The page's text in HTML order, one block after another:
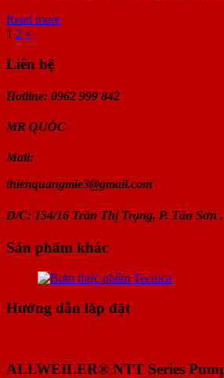
Read more
1 2 »
Liên hệ
Hotline: 0962 999 842
MR QUỐC
Mail:
thienquangmie3@gmail.com
Đ/C: 154/16 Trần Thị Trọng, P. Tân Sơn
Sản phẩm khác
Hướng dẫn lắp đặt
ALLWEILER® NTT Series